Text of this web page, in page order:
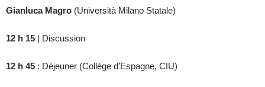
Gianluca Magro (Università Milano Statale)
12 h 15 | Discussion
12 h 45 : Déjeuner (Collège d’Espagne, CIU)